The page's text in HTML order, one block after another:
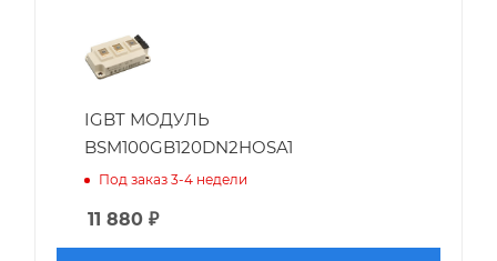
IGBT МОДУЛЬ
BSM100GB120DN2HOSA1
Под заказ 3-4 недели
11 880 ₽